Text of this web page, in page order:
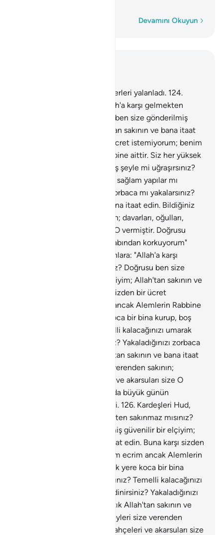
Devamını Okuyun
Ad milleti de peygamberleri yalanladı. 124.
Kardeşleri Hud, onlara: "Allah'a karşı gelmekten
sakınmaz mısınız? Doğrusu ben size gönderilmiş
güvenilir bir elçiyim; Allah'tan sakının ve bana itaat
edin. Buna karşı sizden bir ücret istemiyorum; benim
ecrim ancak Alemlerin Rabbine aittir. Siz her yüksek
yere koca bir bina kurup, boş şeyle mi uğraşırsınız?
Temelli kalacağınızı umarak sağlam yapılar mı
edinirsiniz? Yakaladığınızı zorbaca mı yakalarsınız?
Artık Allah'tan sakının ve bana itaat edin. Bildiğiniz
şeyleri size verenden sakının; davarları, oğulları,
bahçeleri ve akarsuları size O vermiştir. Doğrusu
hakkınızda büyük günün azabından korkuyorum"
Kardeşleri Hud, onlara: "Allah'a karşı
gelmekten sakınmaz mısınız? Doğrusu ben size
gönderilmiş güvenilir bir elçiyim; Allah'tan sakının ve
bana itaat edin. Buna karşı sizden bir ücret
istemiyorum; benim ecrim ancak Alemlerin Rabbine
aittir. Siz her yüksek yere koca bir bina kurup, boş
şeyle mi uğraşırsınız? Temelli kalacağınızı umarak
sağlam yapılar mı edinirsiniz? Yakaladığınızı zorbaca
mı yakalarsınız? Artık Allah'tan sakının ve bana itaat
edin. Bildiğiniz şeyleri size verenden sakının;
davarları, oğulları, bahçeleri ve akarsuları size O
vermiştir. Doğrusu hakkınızda büyük günün
azabından korkuyorum" dedi. 126. Kardeşleri Hud,
onlara: "Allah'a karşı gelmekten sakınmaz mısınız?
Doğrusu ben size gönderilmiş güvenilir bir elçiyim;
Allah'tan sakının ve bana itaat edin. Buna karşı sizden
bir ücret istemiyorum; benim ecrim ancak Alemlerin
Rabbine aittir. Siz her yüksek yere koca bir bina
kurup, boş şeyle mi uğraşırsınız? Temelli kalacağınızı
umarak sağlam yapılar mı edinirsiniz? Yakaladığınızı
zorbaca mı yakalarsınız? Artık Allah'tan sakının ve
bana itaat edin. Bildiğiniz şeyleri size verenden
sakının; davarları, oğulları, bahçeleri ve akarsuları size